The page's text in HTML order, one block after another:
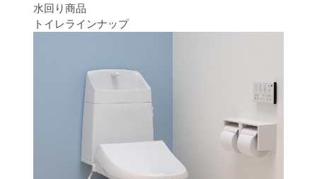
水回り商品
トイレラインナップ